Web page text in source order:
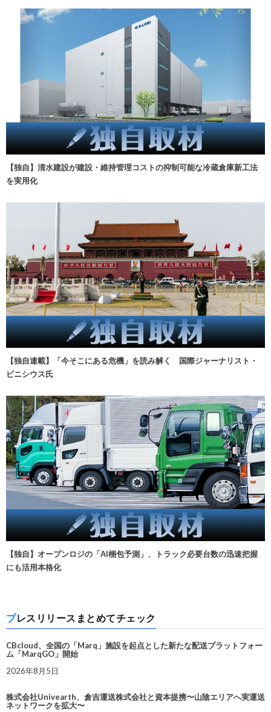
【独自】清水建設が建設・維持管理コストの抑制可能な冷蔵倉庫新工法
を実用化
【独自連載】「今そこにある危機」を読み解く 国際ジャーナリスト・
ビニシウス氏
【独自】オープンロジの「AI梱包予測」、トラック必要台数の迅速把握
にも活用本格化
プレスリリースまとめてチェック
CBcloud、全国の「Marq」施設を起点とした新たな配送プラットフォー
ム「MarqGO」開始
2026年8月5日
株式会社Univearth、倉吉運送株式会社と資本提携〜山陰エリアへ実運送
ネットワークを拡大〜